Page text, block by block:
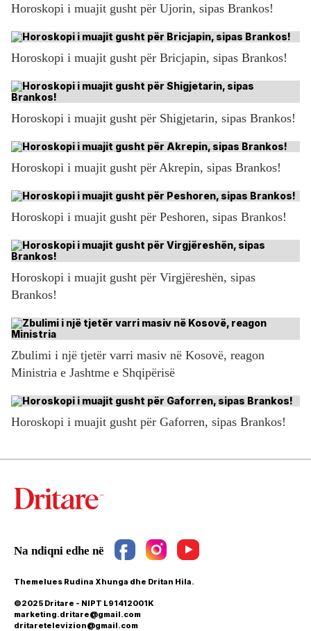
Horoskopi i muajit gusht për Ujorin, sipas Brankos!
Horoskopi i muajit gusht për Bricjapin, sipas Brankos!
Horoskopi i muajit gusht për Shigjetarin, sipas Brankos!
Horoskopi i muajit gusht për Akrepin, sipas Brankos!
Horoskopi i muajit gusht për Peshoren, sipas Brankos!
Horoskopi i muajit gusht për Virgjëreshën, sipas
Brankos!
Zbulimi i një tjetër varri masiv në Kosovë, reagon
Ministria e Jashtme e Shqipërisë
Horoskopi i muajit gusht për Gaforren, sipas Brankos!
Themelues Rudina Xhunga dhe Dritan Hila.
©2025 Dritare - NIPT L91412001K
marketing.dritare@gmail.com
dritaretelevizion@gmail.com